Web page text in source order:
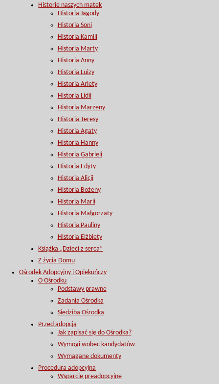
Historie naszych matek
Historia Jagody
Historia Soni
Historia Kamili
Historia Marty
Historia Anny
Historia Luizy
Historia Arlety
Historia Lidii
Historia Marzeny
Historia Teresy
Historia Agaty
Historia Hanny
Historia Gabrieli
Historia Edyty
Historia Alicji
Historia Bożeny
Historia Marii
Historia Małgorzaty
Historia Pauliny
Historia Elżbiety
Książka „Dzieci z serca”
Z życia Domu
Ośrodek Adopcyjny i Opiekuńczy
O Ośrodku
Podstawy prawne
Zadania Ośrodka
Siedziba Ośrodka
Przed adopcją
Jak zapisać się do Ośrodka?
Wymogi wobec kandydatów
Wymagane dokumenty
Procedura adopcyjna
Wsparcie preadopcyjne